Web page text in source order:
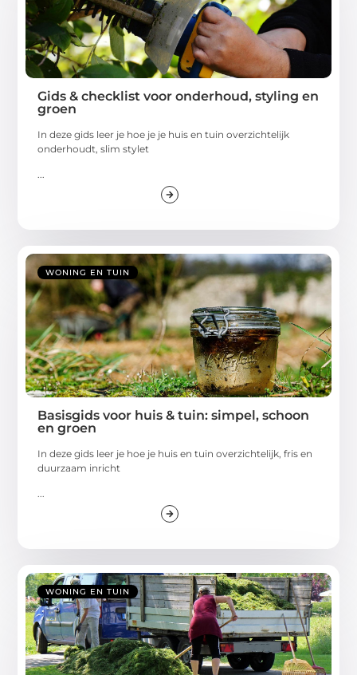
Gids & checklist voor onderhoud, styling en
groen
In deze gids leer je hoe je je huis en tuin overzichtelijk
onderhoudt, slim stylet
...
WONING EN TUIN
Basisgids voor huis & tuin: simpel, schoon
en groen
In deze gids leer je hoe je huis en tuin overzichtelijk, fris en
duurzaam inricht
...
WONING EN TUIN